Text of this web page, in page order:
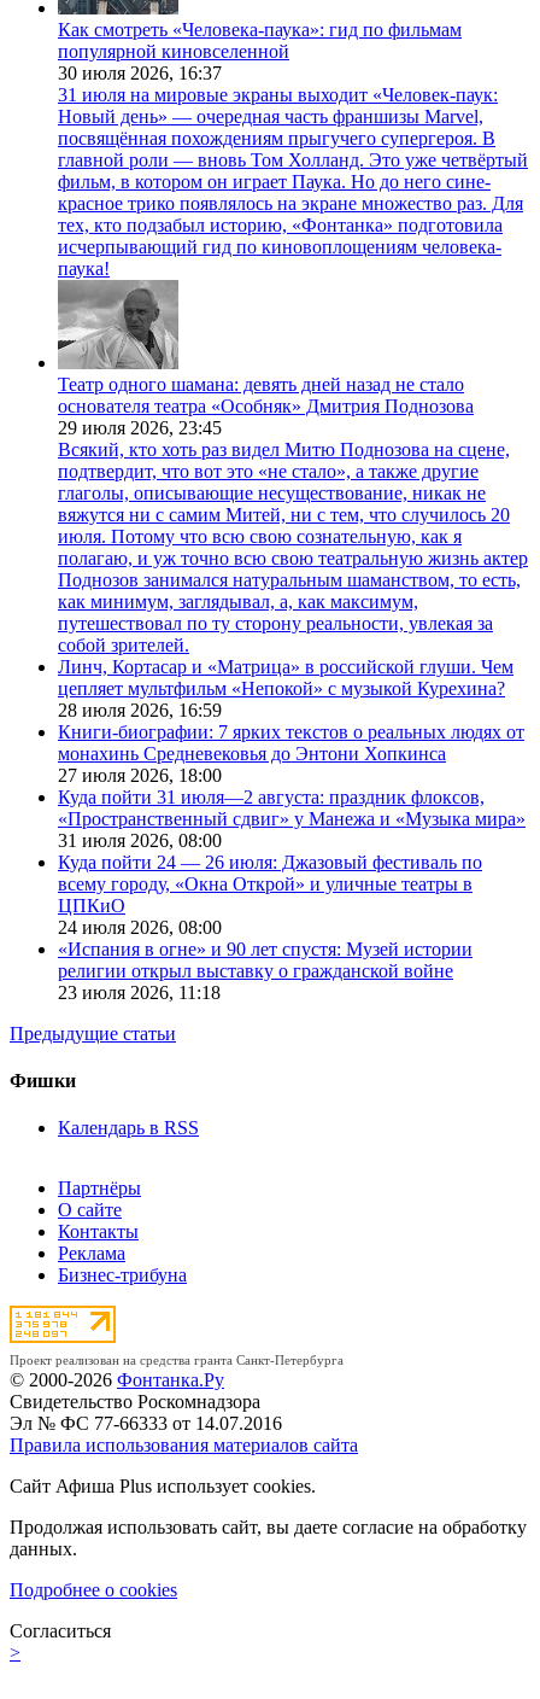
Как смотреть «Человека-паука»: гид по фильмам
популярной киновселенной
30 июля 2026, 16:37
31 июля на мировые экраны выходит «Человек-паук:
Новый день» — очередная часть франшизы Marvel,
посвящённая похождениям прыгучего супергероя. В
главной роли — вновь Том Холланд. Это уже четвёртый
фильм, в котором он играет Паука. Но до него сине-
красное трико появлялось на экране множество раз. Для
тех, кто подзабыл историю, «Фонтанка» подготовила
исчерпывающий гид по киновоплощениям человека-
паука!
Театр одного шамана: девять дней назад не стало
основателя театра «Особняк» Дмитрия Поднозова
29 июля 2026, 23:45
Всякий, кто хоть раз видел Митю Поднозова на сцене,
подтвердит, что вот это «не стало», а также другие
глаголы, описывающие несуществование, никак не
вяжутся ни с самим Митей, ни с тем, что случилось 20
июля. Потому что всю свою сознательную, как я
полагаю, и уж точно всю свою театральную жизнь актер
Поднозов занимался натуральным шаманством, то есть,
как минимум, заглядывал, а, как максимум,
путешествовал по ту сторону реальности, увлекая за
собой зрителей.
Линч, Кортасар и «Матрица» в российской глуши. Чем
цепляет мультфильм «Непокой» с музыкой Курехина?
28 июля 2026, 16:59
Книги-биографии: 7 ярких текстов о реальных людях от
монахинь Средневековья до Энтони Хопкинса
27 июля 2026, 18:00
Куда пойти 31 июля—2 августа: праздник флоксов,
«Пространственный сдвиг» у Манежа и «Музыка мира»
31 июля 2026, 08:00
Куда пойти 24 — 26 июля: Джазовый фестиваль по
всему городу, «Окна Открой» и уличные театры в
ЦПКиО
24 июля 2026, 08:00
«Испания в огне» и 90 лет спустя: Музей истории
религии открыл выставку о гражданской войне
23 июля 2026, 11:18
Предыдущие статьи
Фишки
Календарь в RSS
Партнёры
О сайте
Контакты
Реклама
Бизнес-трибуна
Проект реализован на средства гранта Санкт-Петербурга
© 2000-2026 Фонтанка.Ру
Свидетельство Роскомнадзора
Эл № ФС 77-66333 от 14.07.2016
Правила использования материалов сайта
Сайт Афиша Plus использует cookies.
Продолжая использовать сайт, вы даете согласие на обработку
данных.
Подробнее о cookies
Согласиться
>